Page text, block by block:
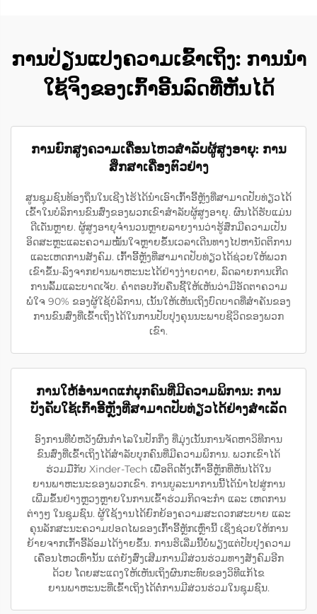
ການປ່ຽນແປງຄວາມເຂົ້າເຖິງ: ການນຳ
ໃຊ້ຈິງຂອງເກົ້າອີ້ນລົດທີ່ຫັນໄດ້
ການຍົກສູງຄວາມເຄື່ອນໄຫວສຳລັບຜູ້ສູງອາຍຸ: ການ
ສຶກສາເຄື່ອງຕົວຢ່າງ
ສູນຊຸມຊົນທ້ອງຖິ່ນໃນເຊີງໄຮ້ໄດ້ນຳເອົາເກົ້າອີ້ຫຼັງທີ່ສາມາດປັບທ່ຽວໄດ້
ເຂົ້າໃນບໍລິການຂົນສົ່ງຂອງພວກເຂົາສຳລັບຜູ້ສູງອາຍຸ. ຜົນໄດ້ຮັບແມ່ນ
ດີເດັ່ນຫຼາຍ. ຜູ້ສູງອາຍຸຈຳນວນຫຼາຍລາຍງານວ່າຮູ້ສຶກມີຄວາມເປັນ
ອິດສະຫຼະແລະຄວາມໝັ້ນໃຈຫຼາຍຂຶ້ນເວລາເດີນທາງໄປຫານັດຕິການ
ແລະເຫດການສັງຄົມ. ເກົ້າອີ້ຫຼັງທີ່ສາມາດປັບທ່ຽວໄດ້ຊ່ວຍໃຫ້ພວກ
ເຂົາຂຶ້ນ-ລົງຈາກຢານພາຫະນະໄດ້ຢ່າງງ່າຍດາຍ, ລົດລາຍການເກີດ
ການລົ້ມແລະບາດເຈັບ. ຄຳຕອບກັບຄືນຊີ້ໃຫ້ເຫັນວ່າມີອັດຕາຄວາມ
ພໍໃຈ 90% ຂອງຜູ້ໃຊ້ບໍລິການ, ເນັ້ນໃຫ້ເຫັນເຖິງບົດບາດທີ່ສຳຄັນຂອງ
ການຂົນສົ່ງທີ່ເຂົ້າເຖິງໄດ້ໃນການປັບປຸງຄຸນນະພາບຊີວິດຂອງພວກ
ເຂົາ.
ການໃຫ້ອຳນາດແກ່ບຸກຄົນທີ່ມີຄວາມພິການ: ການ
ບັງຄັບໃຊ້ເກົ້າອີ້ຫຼັງທີ່ສາມາດປັບທ່ຽວໄດ້ຢ່າງສຳເລັດ
ອົງການທີ່ບໍ່ຫວັງຜົນກຳໄລໃນປັກກິ່ງ ທີ່ມຸ່ງເນັ້ນການຈັດຫາວິທີການ
ຂົນສົ່ງທີ່ເຂົ້າເຖິງໄດ້ສຳລັບບຸກຄົນທີ່ມີຄວາມພິການ. ພວກເຂົາໄດ້
ຮ່ວມມືກັບ Xinder-Tech ເພື່ອຕິດຕັ້ງເກົ້າອີ້ຫຼັກທີ່ຫັນໄດ້ໃນ
ຍານພາຫະນະຂອງພວກເຂົາ. ການບູລະນາການນີ້ໄດ້ນຳໄປສູ່ການ
ເພີ່ມຂຶ້ນຢ່າງຫຼວງຫຼາຍໃນການເຂົ້າຮ່ວມກິດຈະກຳ ແລະ ເຫດການ
ຕ່າງໆ ໃນຊຸມຊົນ. ຜູ້ໃຊ້ງານໄດ້ຍົກຍ້ອງຄວາມສະດວກສະບາຍ ແລະ
ຄຸນລັກສະນະຄວາມປອດໄພຂອງເກົ້າອີ້ຫຼັກເຫຼົ່ານີ້ ເຊິ່ງຊ່ວຍໃຫ້ການ
ຍ້າຍຈາກເກົ້າອີ້ລ້ອມໄດ້ງ່າຍຂຶ້ນ. ການຮິເລີ່ມນີ້ບໍ່ພຽງແຕ່ປັບປຸງຄວາມ
ເຄື່ອນໄຫວເທົ່ານັ້ນ ແຕ່ຍັງສົ່ງເສີມການມີສ່ວນຮ່ວມທາງສັງຄົມອີກ
ດ້ວຍ ໂດຍສະແດງໃຫ້ເຫັນເຖິງຜົນກະທົບຂອງວິທີແກ້ໄຂ
ຍານພາຫະນະທີ່ເຂົ້າເຖິງໄດ້ຕໍ່ການມີສ່ວນຮ່ວມໃນຊຸມຊົນ.